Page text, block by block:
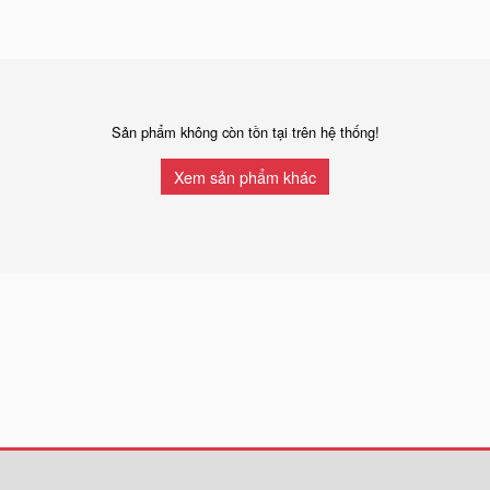
Sản phẩm không còn tồn tại trên hệ thống!
Xem sản phẩm khác